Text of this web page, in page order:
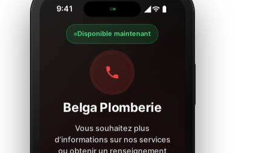
9:41
Disponible maintenant
Belga Plomberie
Vous souhaitez plus
d’informations sur nos services